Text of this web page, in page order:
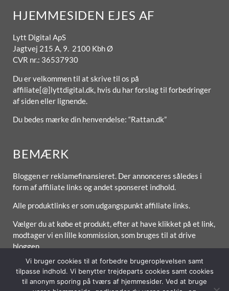
HJEMMESIDEN EJES AF
Lytt Digital ApS
Jagtvej 215 A, 9. 2100 Kbh Ø
CVR nr.: 36537930
Du er velkommen til at skrive til os på
affiliate[@]lyttdigital.dk, hvis du har forslag til forbedringer
af siden eller lignende.
Du bedes mærke din henvendelse: “Rattan.dk”
BEMÆRK
Bloggen er reklamefinansieret. Der annonceres således i
form af affiliate links og andet sponseret indhold.
Alle produktlinks er som udgangspunkt affiliate links.
Vælger du at købe et produkt, efter at have klikket på et link,
modtager vi en lille kommission, som bruges til at drive
bloggen.
Vi bruger cookies til at forbedre brugeroplevelsen samt
tilpasse indhold. Vi benytter trejdeparts cookies samt cookies
til anonym sporing på tværs af hjemmesider. Ved at bruge